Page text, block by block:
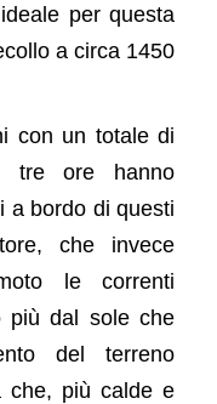
per questa
a circa 1450
con un totale di
ore hanno
a bordo di questi
che invece
le correnti
più dal sole che
del terreno
che, più calde e